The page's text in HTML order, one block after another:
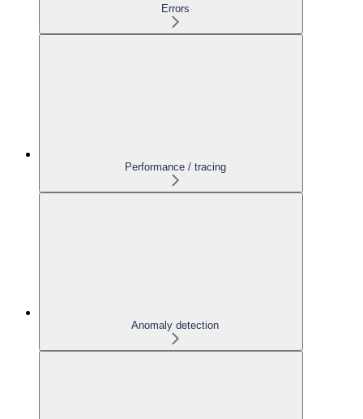
Errors
Performance / tracing
Anomaly detection